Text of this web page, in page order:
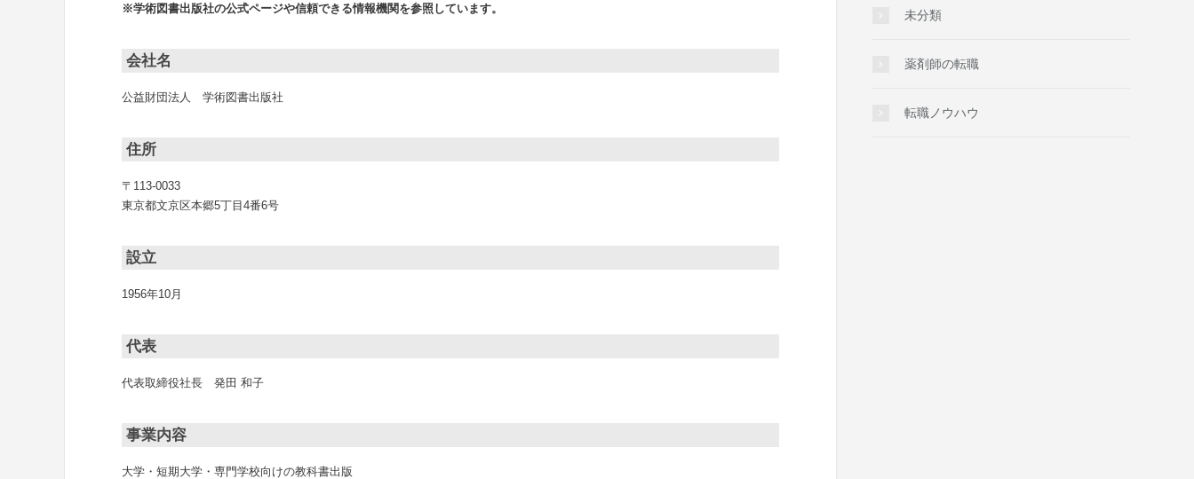
※学術図書出版社の公式ページや信頼できる情報機関を参照しています。
会社名
公益財団法人 学術図書出版社
住所
〒113-0033
東京都文京区本郷5丁目4番6号
設立
1956年10月
代表
代表取締役社長 発田 和子
事業内容
大学・短期大学・専門学校向けの教科書出版
未分類
薬剤師の転職
転職ノウハウ